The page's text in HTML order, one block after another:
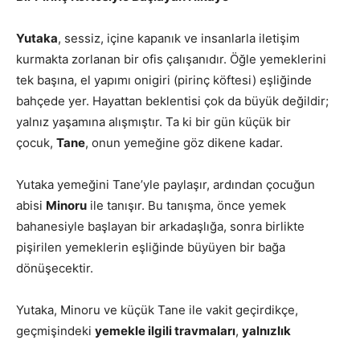
Yutaka, sessiz, içine kapanık ve insanlarla iletişim
kurmakta zorlanan bir ofis çalışanıdır. Öğle yemeklerini
tek başına, el yapımı onigiri (pirinç köftesi) eşliğinde
bahçede yer. Hayattan beklentisi çok da büyük değildir;
yalnız yaşamına alışmıştır. Ta ki bir gün küçük bir
çocuk, Tane, onun yemeğine göz dikene kadar.
Yutaka yemeğini Tane’yle paylaşır, ardından çocuğun
abisi Minoru ile tanışır. Bu tanışma, önce yemek
bahanesiyle başlayan bir arkadaşlığa, sonra birlikte
pişirilen yemeklerin eşliğinde büyüyen bir bağa
dönüşecektir.
Yutaka, Minoru ve küçük Tane ile vakit geçirdikçe,
geçmişindeki yemekle ilgili travmaları, yalnızlık